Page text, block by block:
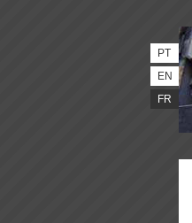
PT
EN
FR